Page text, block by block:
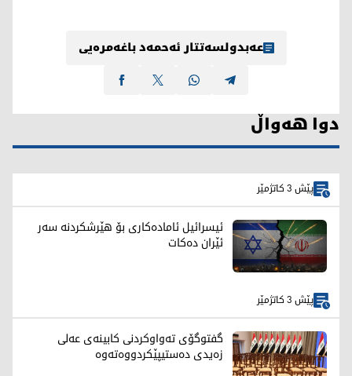
عەبدولسەتتار ئەحمەد باغەمرەیی
دوا هەواڵ
پێش 3 کاتژمێر
ئیسرائیل ئامادەکاری بۆ هێرشکردنە سەر
ئێران دەکات
پێش 3 کاتژمێر
گفتوگۆی تەواوكردنی كابینەی عەلی
زەیدی دەستیپێكردووەتەوە